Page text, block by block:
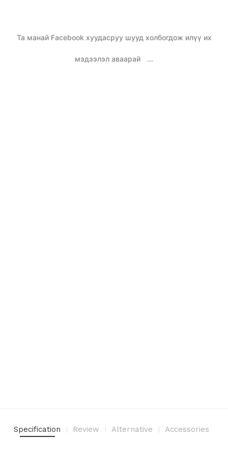
Та манай Facebook хуудасруу шууд холбогдож илүү их
мэдээлэл аваарай ...
Specification Review Alternative Accessories